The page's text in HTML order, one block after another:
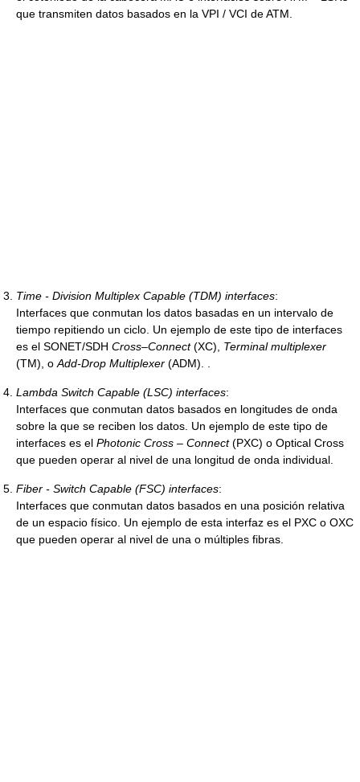
que transmiten datos basados en la VPI / VCI de ATM.
Time - Division Multiplex Capable (TDM) interfaces:
Interfaces que conmutan los datos basadas en un intervalo de
tiempo repitiendo un ciclo. Un ejemplo de este tipo de interfaces
es el SONET/SDH Cross–Connect(XC), Terminal multiplexer
(TM), o Add-Drop Multiplexer (ADM). .
Lambda Switch Capable (LSC) interfaces:
Interfaces que conmutan datos basados en longitudes de onda
sobre la que se reciben los datos. Un ejemplo de este tipo de
interfaces es el Photonic Cross – Connect(PXC) o Optical Cross
que pueden operar al nivel de una longitud de onda individual.
Fiber - Switch Capable (FSC) interfaces:
Interfaces que conmutan datos basados en una posición relativa
de un espacio físico. Un ejemplo de esta interfaz es el PXC o OXC
que pueden operar al nivel de una o múltiples fibras.